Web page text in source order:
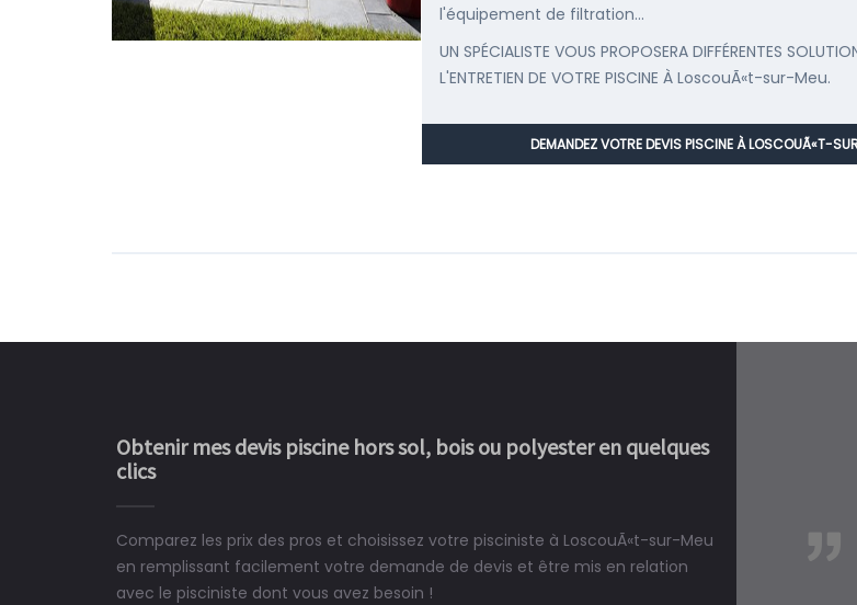
l'équipement de filtration...
UN SPÉCIALISTE VOUS PROPOSERA DIFFÉRENTES
L'ENTRETIEN DE VOTRE PISCINE À LoscouÃ«t-sur-Meu.
DEMANDEZ VOTRE DEVIS PISCINE À LOSCOUÃ«T-
Obtenir mes devis piscine hors sol, bois ou polyester en quelques
clics
Comparez les prix des pros et choisissez votre pisciniste à LoscouÃ«t-sur-Meu
en remplissant facilement votre demande de devis et être mis en relation
avec le pisciniste dont vous avez besoin !
Le rêve devient enfin réalité, une piscine est bien
construit chez moi.